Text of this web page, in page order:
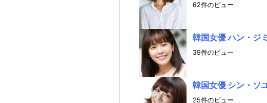
62件のビュー
韓国女優 ハン・ジ
39件のビュー
韓国女優 シン・ソ
25件のビュー